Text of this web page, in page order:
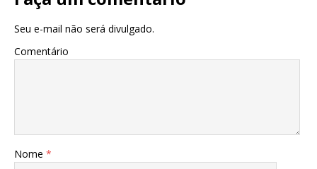
Seu e-mail não será divulgado.
Comentário
Nome *